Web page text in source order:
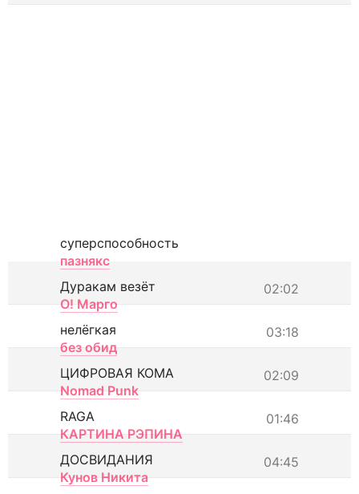
суперспособность
пазнякс
02:02
Дуракам везёт
О! Марго
03:18
нелёгкая
без обид
02:09
ЦИФРОВАЯ КОМА
Nomad Punk
01:46
RAGA
КАРТИНА РЭПИНА
04:45
ДОСВИДАНИЯ
Кунов Никита